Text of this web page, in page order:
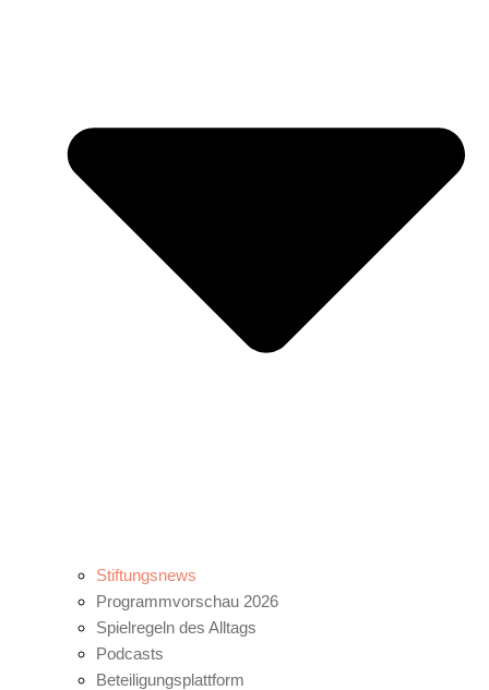
Stiftungsnews
Programmvorschau 2026
Spielregeln des Alltags
Podcasts
Beteiligungsplattform